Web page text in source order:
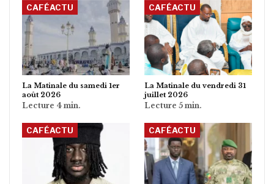
CAFÉACTU
La Matinale du samedi 1er
août 2026
CAFÉACTU
La Matinale du vendredi 31
juillet 2026
CAFÉACTU CAFÉACTU